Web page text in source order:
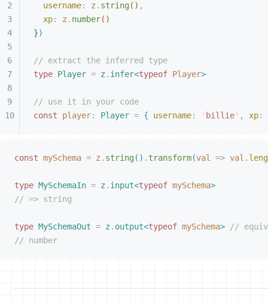
username: z . string( ) ,
xp: z . number( )
})
// extract the inferred type
type Player = z . infer<typeof Player>
// use it in your code
const player: Player = { username: ' billie' , xp:
const mySchema = z . string( ) . transform(val => val .
type MySchemaIn = z . input<typeof mySchema>
// => string
type MySchemaOut = z . output<typeof mySchema> //
// number